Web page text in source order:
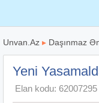
Unvan.Az ▸ Daşınmaz
Yeni
Elan kodu: 62007295